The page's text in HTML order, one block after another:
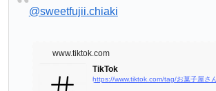
@sweetfujii.chiaki
www.tiktok.com
TikTok
https://www.tiktok.com/tag/お菓子屋さん